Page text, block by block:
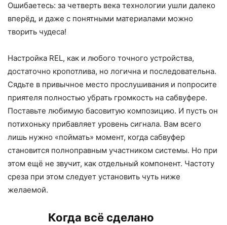
Ошибаетесь: за четверть века технологии ушли далеко
вперёд, и даже с понятными материалами можно
творить чудеса!
Настройка REL, как и любого точного устройства,
достаточно кропотлива, но логична и последовательна.
Сядьте в привычное место прослушивания и попросите
приятеля полностью убрать громкость на сабвуфере.
Поставьте любимую басовитую композицию. И пусть он
потихоньку прибавляет уровень сигнала. Вам всего
лишь нужно «поймать» момент, когда сабвуфер
становится полноправным участником системы. Но при
этом ещё не звучит, как отдельный компонент. Частоту
среза при этом следует установить чуть ниже
желаемой.
Когда всё сделано